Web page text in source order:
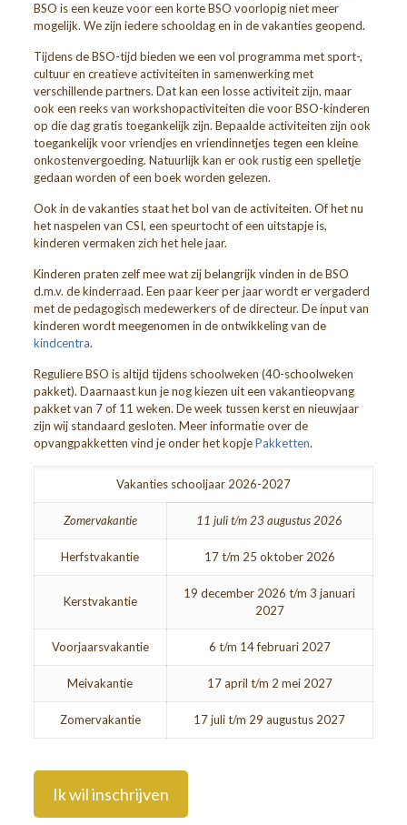
BSO is een keuze voor een korte BSO voorlopig niet meer
mogelijk. We zijn iedere schooldag en in de vakanties geopend.
Tijdens de BSO-tijd bieden we een vol programma met sport-,
cultuur en creatieve activiteiten in samenwerking met
verschillende partners. Dat kan een losse activiteit zijn, maar
ook een reeks van workshopactiviteiten die voor BSO-kinderen
op die dag gratis toegankelijk zijn. Bepaalde activiteiten zijn ook
toegankelijk voor vriendjes en vriendinnetjes tegen een kleine
onkostenvergoeding. Natuurlijk kan er ook rustig een spelletje
gedaan worden of een boek worden gelezen.
Ook in de vakanties staat het bol van de activiteiten. Of het nu
het naspelen van CSI, een speurtocht of een uitstapje is,
kinderen vermaken zich het hele jaar.
Kinderen praten zelf mee wat zij belangrijk vinden in de BSO
d.m.v. de kinderraad. Een paar keer per jaar wordt er vergaderd
met de pedagogisch medewerkers of de directeur. De input van
kinderen wordt meegenomen in de ontwikkeling van de
kindcentra.
Reguliere BSO is altijd tijdens schoolweken (40-schoolweken
pakket). Daarnaast kun je nog kiezen uit een vakantieopvang
pakket van 7 of 11 weken. De week tussen kerst en nieuwjaar
zijn wij standaard gesloten. Meer informatie over de
opvangpakketten vind je onder het kopjePakketten.
Vakanties schooljaar 2026-2027
Zomervakantie 11 juli t/m 23 augustus 2026
Herfstvakantie 17 t/m 25 oktober 2026
Kerstvakantie
19 december 2026 t/m 3 januari
2027
Voorjaarsvakantie 6 t/m 14 februari 2027
Meivakantie 17 april t/m 2 mei 2027
Zomervakantie 17 juli t/m 29 augustus 2027
Ik wil inschrijven